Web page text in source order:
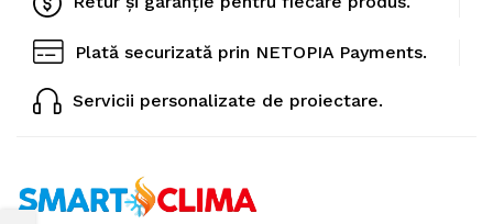
Plată securizată prin NETOPIA Payments.
Servicii personalizate de proiectare.